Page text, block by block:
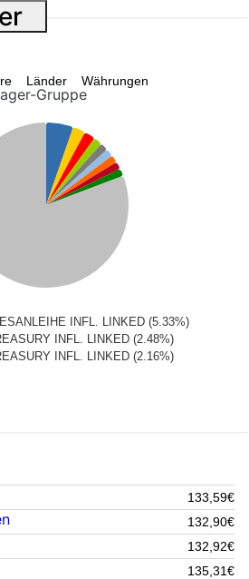
Länder Währungen
INFL. LINKED (5.33%)
INFL. LINKED (2.48%)
INFL. LINKED (2.16%)
INFL. LINKED (1.73%)
INFL. LINKED (1.53%)
INFL. LINKED (1.46%)
133,59€
132,90€
132,92€
135,31€
Gruppe